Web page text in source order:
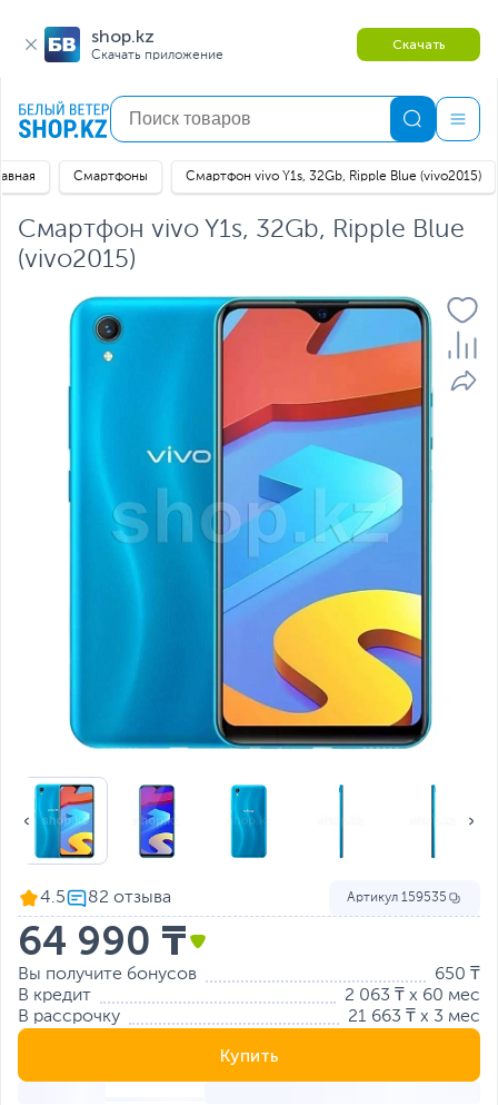
shop.kz
Скачать приложение
Скачать
Смартфоны Смартфон vivo Y1s, 32Gb, Ripple Blue (vivo2015)
Смартфон vivo Y1s, 32Gb, Ripple Blue
(vivo2015)
4.5 Артикул 159535
64 990 ₸
Вы получите бонусов
650 ₸
В кредит
2 063 ₸ x 60 мес
В рассрочку
21 663 ₸ x 3 мес
Купить